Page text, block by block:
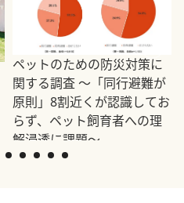
ペットのための防災対策に
関する調査 ～「同行避難が
原則」8割近くが認識してお
らず、ペット飼育者への理
解浸透に課題～
2023年3月10日 By equall編集部